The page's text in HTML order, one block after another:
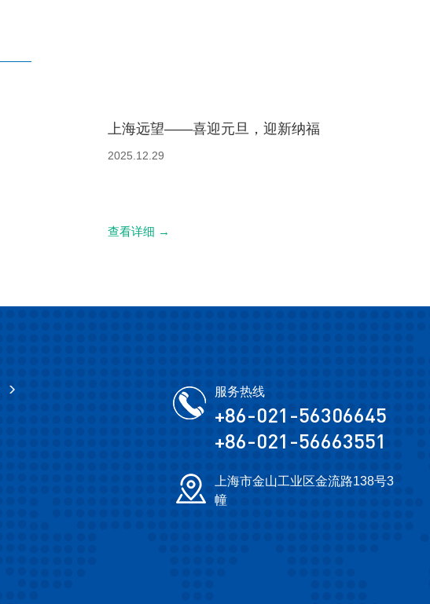
上海远望——喜迎元旦，迎新纳福
2025.12.29
查看详细 →
服务热线
+86-021-56306645
+86-021-56663551
上海市金山工业区金流路138号3
幢